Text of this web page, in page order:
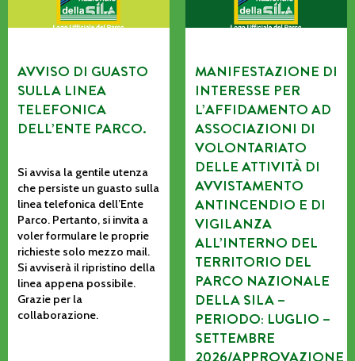
AVVISO DI GUASTO
SULLA LINEA
TELEFONICA
DELL’ENTE PARCO.
Si avvisa la gentile utenza
che persiste un guasto sulla
linea telefonica dell’Ente
Parco. Pertanto, si invita a
voler formulare le proprie
richieste solo mezzo mail.
Si avviserà il ripristino della
linea appena possibile.
Grazie per la
collaborazione.
MANIFESTAZIONE DI
INTERESSE PER
L’AFFIDAMENTO AD
ASSOCIAZIONI DI
VOLONTARIATO
DELLE ATTIVITÀ DI
AVVISTAMENTO
ANTINCENDIO E DI
VIGILANZA
ALL’INTERNO DEL
TERRITORIO DEL
PARCO NAZIONALE
DELLA SILA –
PERIODO: LUGLIO –
SETTEMBRE